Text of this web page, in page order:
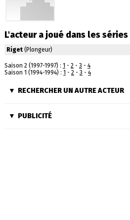
L'acteur a joué dans les
Riget(Plongeur)
Saison 2 (1997-1997) : 1 - 2- 3 - 4
Saison 1 (1994-1994) : 1 - 2- 3 - 4
RECHERCHER UN AUTRE ACTEUR
PUBLICITÉ